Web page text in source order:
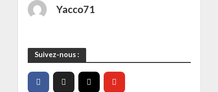
Yacco71
Suivez-nous :